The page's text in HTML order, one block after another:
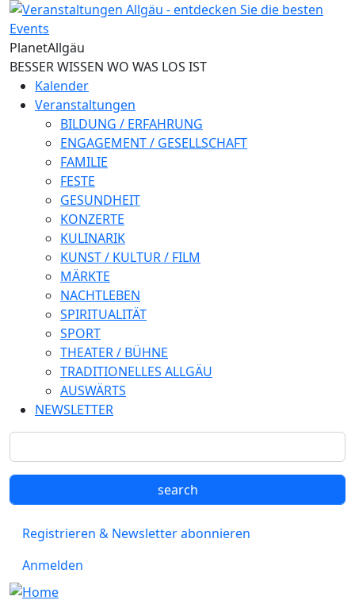
Direkt zum Inhalt
PlanetAllgäu
BESSER WISSEN WO WAS LOS IST
Kalender
Veranstaltungen
BILDUNG / ERFAHRUNG
ENGAGEMENT / GESELLSCHAFT
FAMILIE
FESTE
GESUNDHEIT
KONZERTE
KULINARIK
KUNST / KULTUR / FILM
MÄRKTE
NACHTLEBEN
SPIRITUALITÄT
SPORT
THEATER / BÜHNE
TRADITIONELLES ALLGÄU
AUSWÄRTS
NEWSLETTER
Registrieren & Newsletter abonnieren
Anmelden